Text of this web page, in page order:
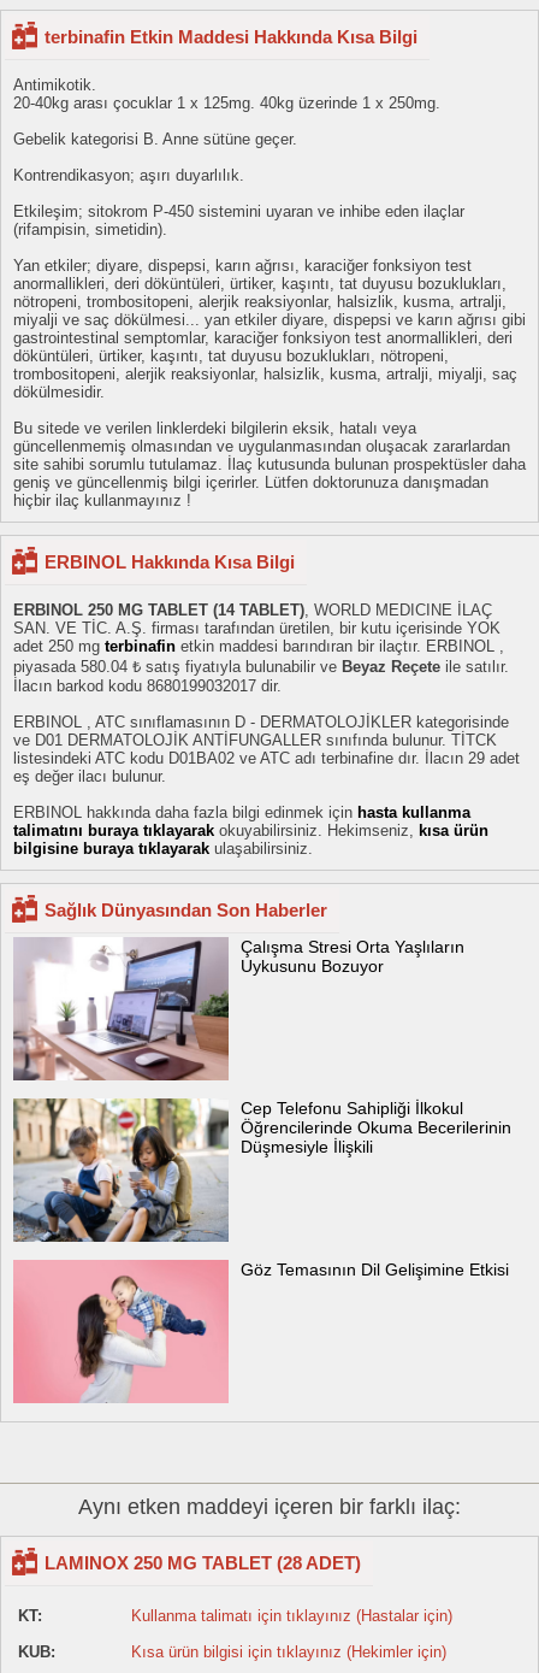
terbinafin Etkin Maddesi Hakkında Kısa Bilgi
Antimikotik.
20-40kg arası çocuklar 1 x 125mg. 40kg üzerinde 1 x 250mg.
Gebelik kategorisi B. Anne sütüne geçer.
Kontrendikasyon; aşırı duyarlılık.
Etkileşim; sitokrom P-450 sistemini uyaran ve inhibe eden ilaçlar
(rifampisin, simetidin).
Yan etkiler; diyare, dispepsi, karın ağrısı, karaciğer fonksiyon test
anormallikleri, deri döküntüleri, ürtiker, kaşıntı, tat duyusu bozuklukları,
nötropeni, trombositopeni, alerjik reaksiyonlar, halsizlik, kusma, artralji,
miyalji ve saç dökülmesi... yan etkiler diyare, dispepsi ve karın ağrısı gibi
gastrointestinal semptomlar, karaciğer fonksiyon test anormallikleri, deri
döküntüleri, ürtiker, kaşıntı, tat duyusu bozuklukları, nötropeni,
trombositopeni, alerjik reaksiyonlar, halsizlik, kusma, artralji, miyalji, saç
dökülmesidir.
Bu sitede ve verilen linklerdeki bilgilerin eksik, hatalı veya
güncellenmemiş olmasından ve uygulanmasından oluşacak zararlardan
site sahibi sorumlu tutulamaz. İlaç kutusunda bulunan prospektüsler daha
geniş ve güncellenmiş bilgi içerirler. Lütfen doktorunuza danışmadan
hiçbir ilaç kullanmayınız !
ERBINOL Hakkında Kısa Bilgi
ERBINOL 250 MG TABLET (14 TABLET) , WORLD MEDICINE İLAÇ
SAN. VE TİC. A.Ş. firması tarafından üretilen, bir kutu içerisinde YOK
adet 250 mg terbinafin etkin maddesi barındıran bir ilaçtır. ERBINOL ,
piyasada 580.04 ₺ satış fiyatıyla bulunabilir ve Beyaz Reçete ile satılır.
İlacın barkod kodu 8680199032017 dir.
ERBINOL , ATC sınıflamasının D - DERMATOLOJİKLER kategorisinde
ve D01 DERMATOLOJİK ANTİFUNGALLER sınıfında bulunur. TİTCK
listesindeki ATC kodu D01BA02 ve ATC adı terbinafine dır. İlacın 29 adet
eş değer ilacı bulunur.
ERBINOL hakkında daha fazla bilgi edinmek için hasta kullanma
talimatını buraya tıklayarak okuyabilirsiniz. Hekimseniz,
kısa ürün
bilgisine buraya tıklayarak ulaşabilirsiniz.
Sağlık Dünyasından Son Haberler
Çalışma Stresi Orta Yaşlıların
Uykusunu Bozuyor
Cep Telefonu Sahipliği İlkokul
Öğrencilerinde Okuma Becerilerinin
Düşmesiyle İlişkili
Göz Temasının Dil Gelişimine Etkisi
Aynı etken maddeyi içeren bir farklı ilaç:
LAMINOX 250 MG TABLET (28 ADET)
KT:
Kullanma talimatı için tıklayınız (Hastalar için)
KUB:
Kısa ürün bilgisi için tıklayınız (Hekimler için)